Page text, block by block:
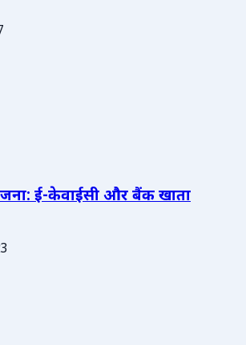
ई-केवाईसी और बैंक खाता